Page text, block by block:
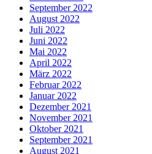
September 2022
August 2022
Juli 2022
Juni 2022
Mai 2022
April 2022
März 2022
Februar 2022
Januar 2022
Dezember 2021
November 2021
Oktober 2021
September 2021
August 2021